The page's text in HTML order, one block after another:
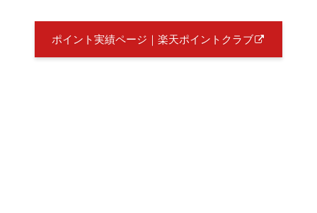
ポイント実績ページ｜楽天ポイントクラブ